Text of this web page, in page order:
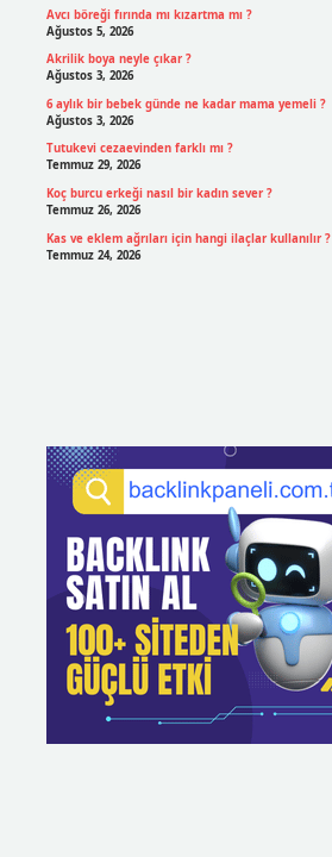
Avcı böreği fırında mı kızartma mı ?
Ağustos 5, 2026
Akrilik boya neyle çıkar ?
Ağustos 3, 2026
6 aylık bir bebek günde ne kadar mama yemeli ?
Ağustos 3, 2026
Tutukevi cezaevinden farklı mı ?
Temmuz 29, 2026
Koç burcu erkeği nasıl bir kadın sever ?
Temmuz 26, 2026
Kas ve eklem ağrıları için hangi ilaçlar kullanılır ?
Temmuz 24, 2026